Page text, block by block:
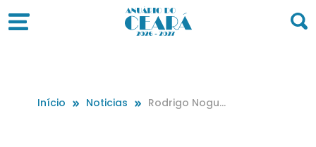
Início Noticias
Rodrigo Noguei